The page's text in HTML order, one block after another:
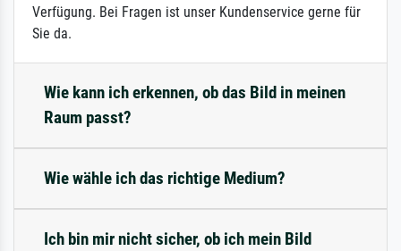
Verfügung. Bei Fragen ist unser Kundenservice gerne für
Sie da.
Wie kann ich erkennen, ob das Bild in meinen
Raum passt?
Wie wähle ich das richtige Medium?
Ich bin mir nicht sicher, ob ich mein Bild